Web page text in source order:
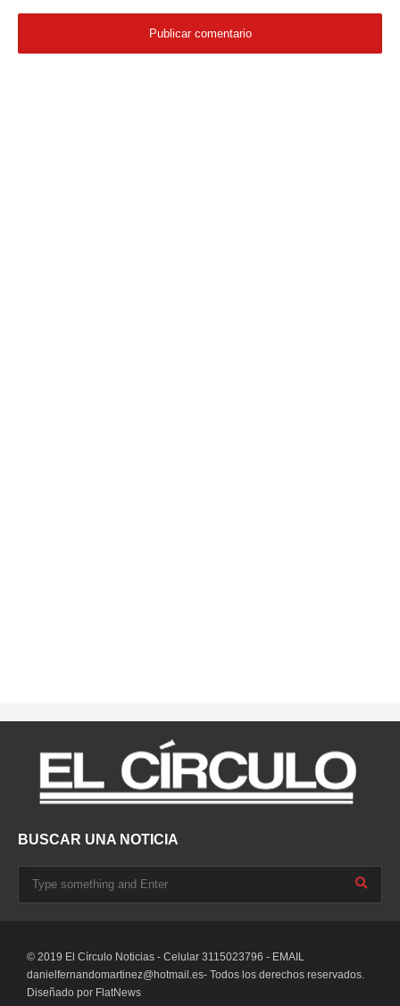
BUSCAR UNA NOTICIA
© 2019 El Círculo Noticias - Celular 3115023796 - EMAIL
danielfernandomartinez@hotmail.es- Todos los derechos reservados.
Diseñado por FlatNews